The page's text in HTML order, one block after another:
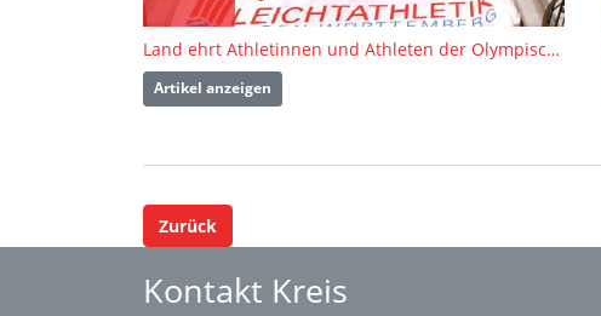
Land ehrt Athletinnen und Athleten der Olympischen und Paralympischen Sommerspiele
Artikel anzeigen
Zurück
Kontakt Kreis